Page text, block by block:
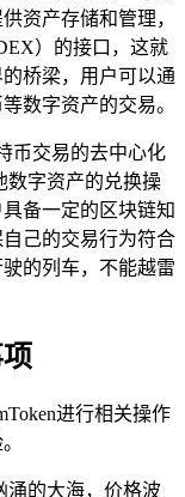
资产存储和管理，
）的接口，这就
桥梁，用户可以通
数字资产的交易。
币交易的去中心化
数字资产的兑换操
备一定的区块链知
己的交易行为符合
的列车，不能越雷
进行相关操作
涌的大海，价格波